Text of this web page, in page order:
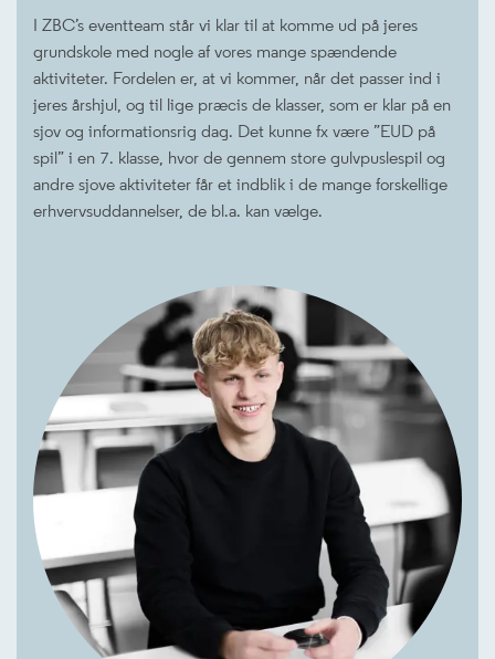
I ZBC’s eventteam står vi klar til at komme ud på jeres
grundskole med nogle af vores mange spændende
aktiviteter. Fordelen er, at vi kommer, når det passer ind i
jeres årshjul, og til lige præcis de klasser, som er klar på en
sjov og informationsrig dag. Det kunne fx være ”EUD på
spil” i en 7. klasse, hvor de gennem store gulvpuslespil og
andre sjove aktiviteter får et indblik i de mange forskellige
erhvervsuddannelser, de bl.a. kan vælge.